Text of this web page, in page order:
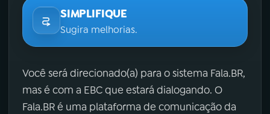
SIMPLIFIQUE
Sugira melhorias.
Você será direcionado(a) para o sistema Fala.BR,
mas é com a EBC que estará dialogando. O
Fala.BR é uma plataforma de comunicação da